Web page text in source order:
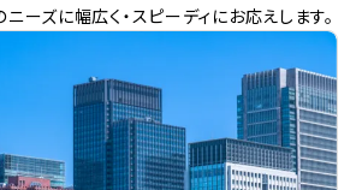
ーズに幅広く・スピーディにお応えします。